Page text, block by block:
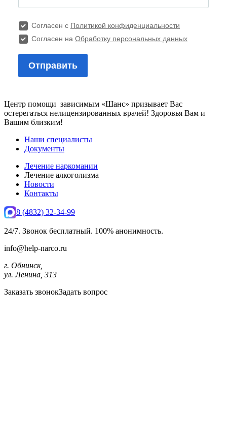
Центр помощи зависимым «Шанс» призывает Вас
остерегаться нелицензированных врачей! Здоровья Вам и
Вашим близким!
Наши специалисты
Документы
Лечение наркомании
Лечение алкоголизма
Новости
Контакты
8 (4832) 32-34-99
24/7. Звонок бесплатный. 100% анонимность.
info@help-narco.ru
г. Обнинск,
ул. Ленина, 313
Заказать звонокЗадать вопрос